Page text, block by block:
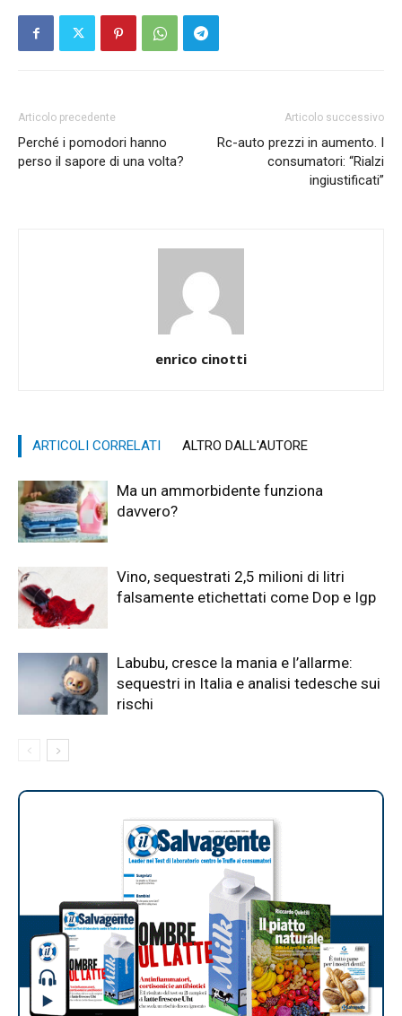
Articolo precedente
Perché i pomodori hanno
perso il sapore di una volta?
Articolo successivo
Rc-auto prezzi in aumento. I
consumatori: “Rialzi
ingiustificati”
enrico cinotti
ARTICOLI CORRELATI ALTRO DALL'AUTORE
Ma un ammorbidente funziona
davvero?
Vino, sequestrati 2,5 milioni di litri
falsamente etichettati come Dop e Igp
Labubu, cresce la mania e l’allarme:
sequestri in Italia e analisi tedesche sui
rischi